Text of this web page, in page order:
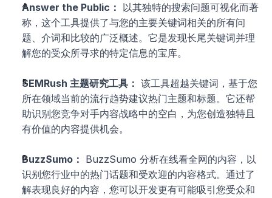
Answer the Public： 以其独特的搜索问题可视化而著
称，这个工具提供了与您的主要关键词相关的所有问
题、介词和比较的广泛概述。它是发现长尾关键词并理
解您的受众所寻求的特定信息的宝库。
SEMRush 主题研究工具： 该工具超越关键词，基于您
所在领域当前的流行趋势建议热门主题和标题。它还帮
助识别您竞争对手内容战略中的空白，为您创造独特且
有价值的内容提供机会。
BuzzSumo： BuzzSumo 分析在线看全网的内容，以
识别您行业中的热门话题和受欢迎的内容格式。通过了
解表现良好的内容，您可以开发更有可能吸引您受众和